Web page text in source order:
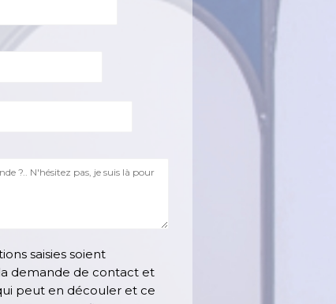
saisies soient
demande de contact et
peut en découler et ce